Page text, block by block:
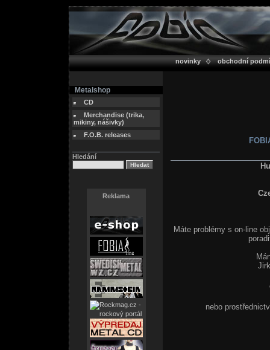
novinky obchodní
Metalshop
CD
Merchandise (trika,
mikiny, nášivky)
F.O.B. releases
Hledání
Reklama
Máte problémy s on-line
nebo